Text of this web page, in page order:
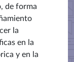
de forma
la
en la
y en la